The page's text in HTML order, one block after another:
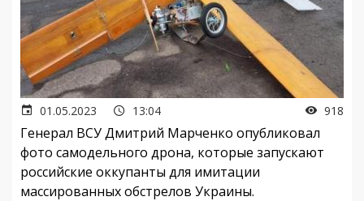
01.05.2023 13:04 918
Генерал ВСУ Дмитрий Марченко опубликовал
фото самодельного дрона, которые запускают
российские оккупанты для имитации
массированных обстрелов Украины.